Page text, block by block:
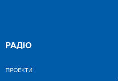
РАДІО
ПРОЕКТИ